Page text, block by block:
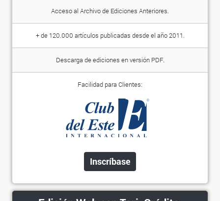
Acceso al Archivo de Ediciones Anteriores.
+ de 120.000 artículos publicadas desde el año 2011.
Descarga de ediciones en versión PDF.
Facilidad para Clientes:
Inscríbase